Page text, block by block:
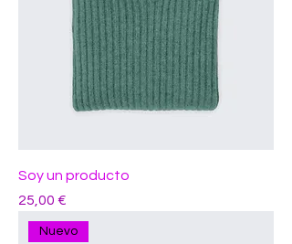
Soy un producto
Precio
25,00 €
Nuevo